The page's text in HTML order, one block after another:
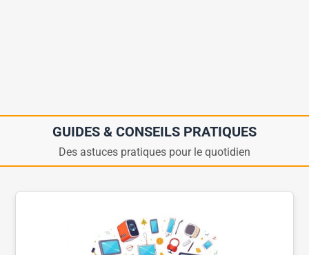
GUIDES & CONSEILS PRATIQUES
Des astuces pratiques pour le quotidien